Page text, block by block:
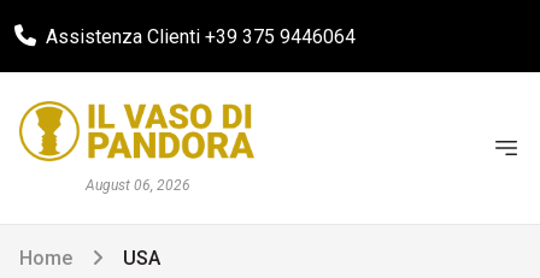
Assistenza Clienti +39 375 9446064
August 06, 2026
Home USA